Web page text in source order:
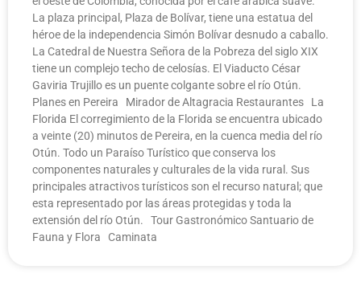
La plaza principal, Plaza de Bolívar, tiene una estatua del
héroe de la independencia Simón Bolívar desnudo a caballo.
La Catedral de Nuestra Señora de la Pobreza del siglo XIX
tiene un complejo techo de celosías. El Viaducto César
Gaviria Trujillo es un puente colgante sobre el río Otún.
Planes en Pereira Mirador de Altagracia Restaurantes La
Florida El corregimiento de la Florida se encuentra ubicado
a veinte (20) minutos de Pereira, en la cuenca media del río
Otún. Todo un Paraíso Turístico que conserva los
componentes naturales y culturales de la vida rural. Sus
principales atractivos turísticos son el recurso natural; que
esta representado por las áreas protegidas y toda la
extensión del río Otún. Tour Gastronómico Santuario de
Fauna y Flora Caminata